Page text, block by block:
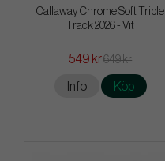
Callaway Chrome Soft Triple
Track 2026 - Vit
549 kr649 kr
Info Köp